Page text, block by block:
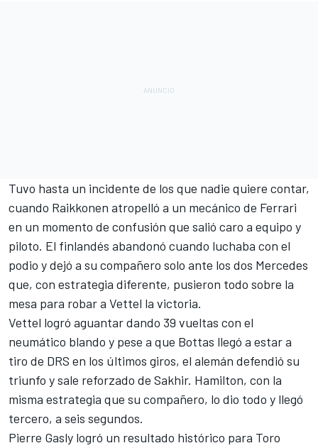
Tuvo hasta un incidente de los que nadie quiere contar,
cuando Raikkonen atropelló a un mecánico de Ferrari
en un momento de confusión que salió caro a equipo y
piloto. El finlandés abandonó cuando luchaba con el
podio y dejó a su compañero solo ante los dos Mercedes
que, con estrategia diferente, pusieron todo sobre la
mesa para robar a Vettel la victoria.
Vettel logró aguantar dando 39 vueltas con el
neumático blando y pese a que Bottas llegó a estar a
tiro de DRS en los últimos giros, el alemán defendió su
triunfo y sale reforzado de Sakhir. Hamilton, con la
misma estrategia que su compañero, lo dio todo y llegó
tercero, a seis segundos.
Pierre Gasly logró un resultado histórico para Toro